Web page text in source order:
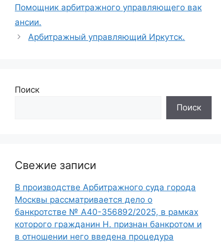
Помощник арбитражного управляющего вак
ансии.
Арбитражный управляющий Иркутск.
Поиск
Поиск
Свежие записи
В производстве Арбитражного суда города
Москвы рассматривается дело о
банкротстве № А40-356892/2025, в рамках
которого гражданин Н. признан банкротом и
в отношении него введена процедура